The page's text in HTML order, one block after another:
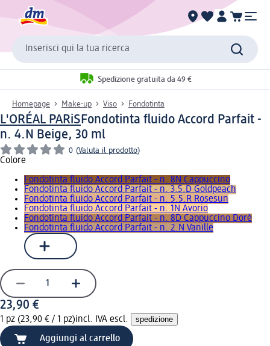
Inserisci qui la tua ricerca
Spedizione gratuita da 49 €
Homepage Make-up Viso Fondotinta
L'ORÉAL PARiSFondotinta fluido Accord Parfait -
n. 4.N Beige, 30 ml
0 (Valuta il prodotto)
Colore
Fondotinta fluido Accord Parfait - n. 8N Cappuccino
Fondotinta fluido Accord Parfait - n. 3.5.D Goldpeach
Fondotinta fluido Accord Parfait - n. 5.5.R Rosesun
Fondotinta fluido Accord Parfait - n. 1N Avorio
Fondotinta fluido Accord Parfait - n. 8D Cappuccino Dorè
Fondotinta fluido Accord Parfait - n. 2.N Vanille
23,90 €
1 pz (23,90 € / 1 pz)incl. IVA escl. spedizione
Aggiungi al carrello